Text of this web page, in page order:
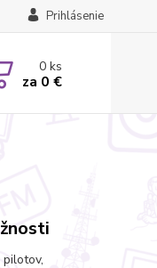
Prihlásenie
0ks
za 0 €
pilotov,